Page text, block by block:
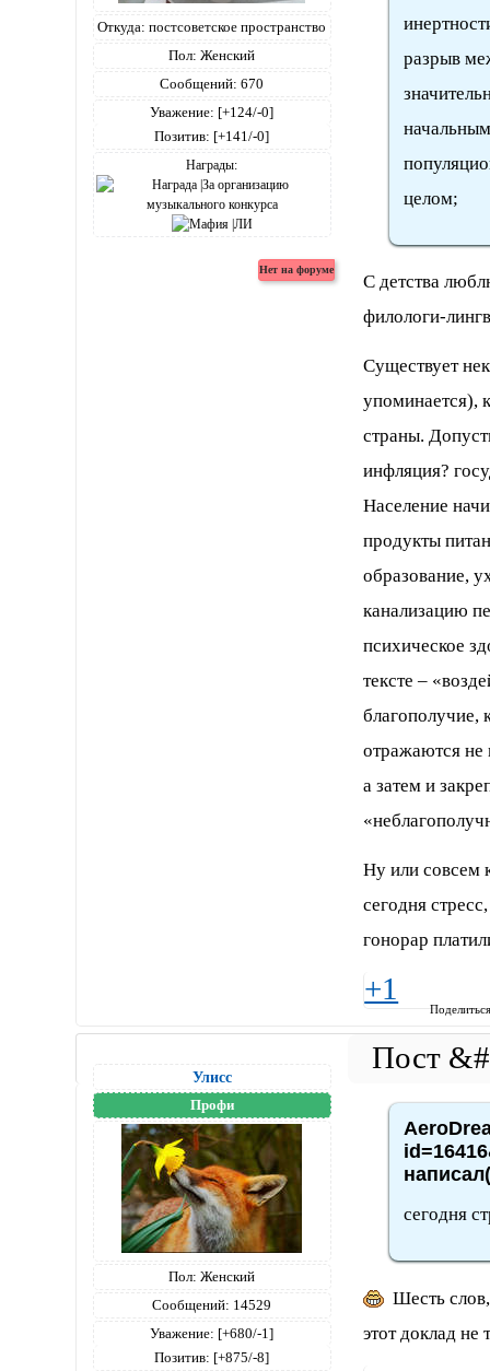
Откуда: постсоветское пространство
Пол: Женский
Сообщений: 670
Уважение: [+124/-0]
Позитив: [+141/-0]
Награды:
разрыв
целом;
С детства
филологи-
Существует
упоминается),
страны.
инфляция?
Население
продукты
образование,
канализацию
психическое
тексте –
благополучие,
отражаются не
а затем и
Ну или совсем
сегодня
гонорар
+1
Улисс
Профи
Пол: Женский
Сообщений: 14529
Уважение: [+680/-1]
Позитив: [+875/-8]
сегодня
Шесть
этот доклад не